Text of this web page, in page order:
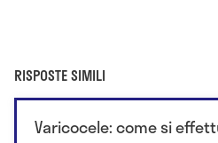
RISPOSTE SIMILI
Varicocele: come si